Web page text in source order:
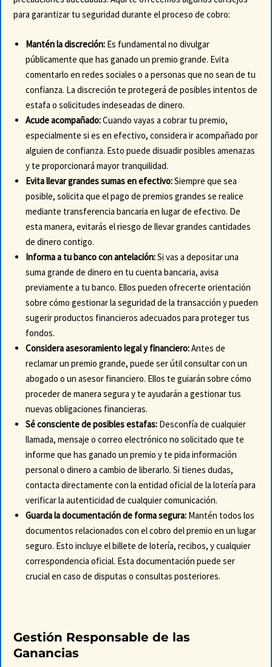
para garantizar tu seguridad durante el proceso de cobro:
Mantén la discreción: Es fundamental no divulgar
públicamente que has ganado un premio grande. Evita
comentarlo en redes sociales o a personas que no sean de tu
confianza. La discreción te protegerá de posibles intentos de
estafa o solicitudes indeseadas de dinero.
Acude acompañado:Cuando vayas a cobrar tu premio,
especialmente si es en efectivo, considera ir acompañado por
alguien de confianza. Esto puede disuadir posibles amenazas
y te proporcionará mayor tranquilidad.
Evita llevar grandes sumas en efectivo:Siempre que sea
posible, solicita que el pago de premios grandes se realice
mediante transferencia bancaria en lugar de efectivo. De
esta manera, evitarás el riesgo de llevar grandes cantidades
de dinero contigo.
Informa a tu banco con antelación:Si vas a depositar una
suma grande de dinero en tu cuenta bancaria, avisa
previamente a tu banco. Ellos pueden ofrecerte orientación
sobre cómo gestionar la seguridad de la transacción y pueden
sugerir productos financieros adecuados para proteger tus
fondos.
Considera asesoramiento legal y financiero:Antes de
reclamar un premio grande, puede ser útil consultar con un
abogado o un asesor financiero. Ellos te guiarán sobre cómo
proceder de manera segura y te ayudarán a gestionar tus
nuevas obligaciones financieras.
Sé consciente de posibles estafas: Desconfía de cualquier
llamada, mensaje o correo electrónico no solicitado que te
informe que has ganado un premio y te pida información
personal o dinero a cambio de liberarlo. Si tienes dudas,
contacta directamente con la entidad oficial de la lotería para
verificar la autenticidad de cualquier comunicación.
Guarda la documentación de forma segura: Mantén todos los
documentos relacionados con el cobro del premio en un lugar
seguro. Esto incluye el billete de lotería, recibos, y cualquier
correspondencia oficial. Esta documentación puede ser
crucial en caso de disputas o consultas posteriores.
Gestión Responsable de las
Ganancias